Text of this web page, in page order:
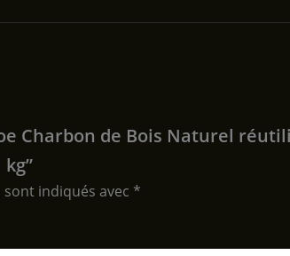
Charbon de Bois Naturel
indiqués avec *